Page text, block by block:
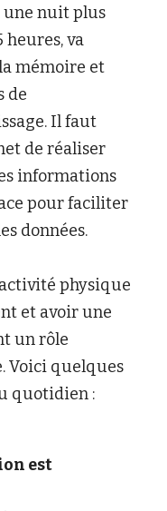
une nuit plus
heures, va
mémoire et
de
Il faut
de réaliser
informations
pour faciliter
données.
physique
et avoir une
un rôle
Voici quelques
quotidien :
est